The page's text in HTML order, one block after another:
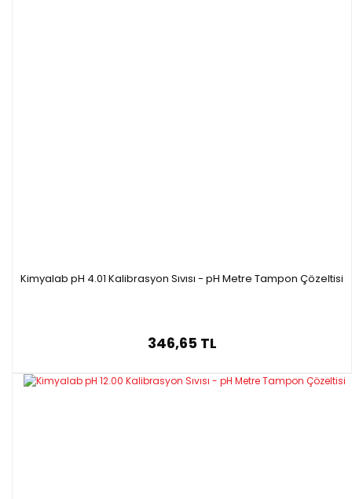
Kimyalab pH 4.01 Kalibrasyon Sıvısı - pH Metre Tampon Çözeltisi
346,65 TL